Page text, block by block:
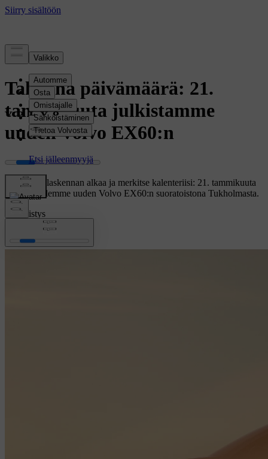
Tallenna päivämäärä: 21.
tammikuuta julkistamme
uuden Volvo EX60:n
Anna lähtölaskennan alkaa ja merkitse kalenteriisi: 21. tammikuuta
2026 esittelemme uuden Volvo EX60:n suoratoistona Tukholmasta.
Sähköistys